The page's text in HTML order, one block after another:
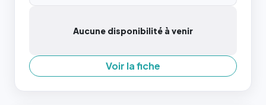
Aucune disponibilité à venir
Voir la fiche